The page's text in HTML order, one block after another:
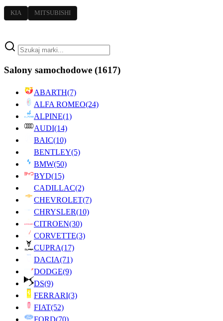
KIA MITSUBISHI
Salony samochodowe (1617)
ABARTH(7)
ALFA ROMEO(24)
ALPINE(1)
AUDI(14)
BAIC(10)
BENTLEY(5)
BMW(50)
BYD(15)
CADILLAC(2)
CHEVROLET(7)
CHRYSLER(10)
CITROEN(30)
CORVETTE(3)
CUPRA(17)
DACIA(71)
DODGE(9)
DS(9)
FERRARI(3)
FIAT(52)
FORD(70)